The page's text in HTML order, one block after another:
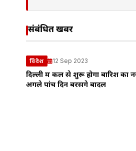
संबंधित खबरें
विदेश 12 Sep 2023
दिल्ली में कल से शुरू होगा बारिश का
अगले पांच दिन बरसेंगे बादल